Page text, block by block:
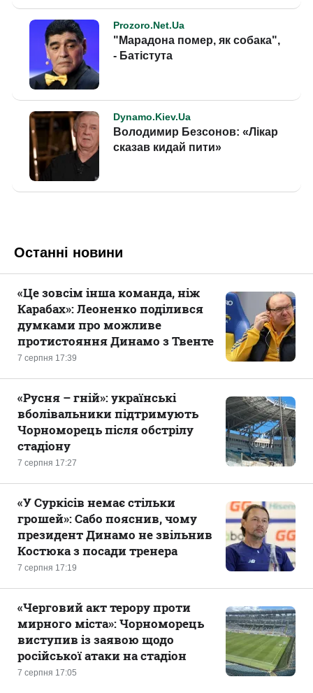
Останні новини
7 серпня 17:39
«Це зовсім інша команда, ніж
Карабах»: Леоненко поділився
думками про можливе
протистояння Динамо з Твенте
7 серпня 17:27
«Русня – гній»: українські
вболівальники підтримують
Чорноморець після обстрілу
стадіону
7 серпня 17:19
«У Суркісів немає стільки
грошей»: Сабо пояснив, чому
президент Динамо не звільнив
Костюка з посади тренера
7 серпня 17:05
«Черговий акт терору проти
мирного міста»: Чорноморець
виступив із заявою щодо
російської атаки на стадіон